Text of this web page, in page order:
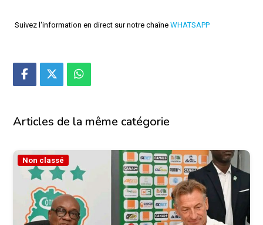
Suivez l'information en direct sur notre chaîne WHATSAPP
Articles de la même catégorie
Non classé